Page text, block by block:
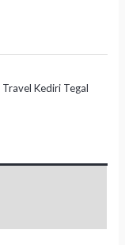
Travel Kediri Tegal